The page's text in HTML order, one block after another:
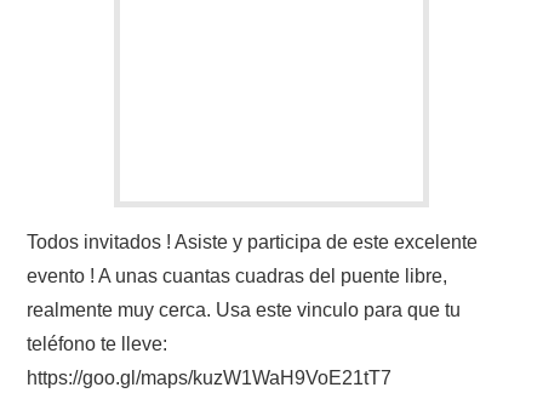
Todos invitados ! Asiste y participa de este excelente
evento ! A unas cuantas cuadras del puente libre,
realmente muy cerca. Usa este vinculo para que tu
teléfono te lleve:
https://goo.gl/maps/kuzW1WaH9VoE21tT7